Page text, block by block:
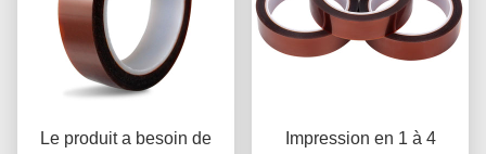
Le produit a besoin de
Impression en 1 à 4